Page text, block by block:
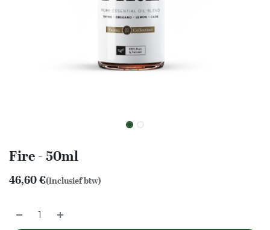
Fire - 50ml
46,60€(Inclusief btw)